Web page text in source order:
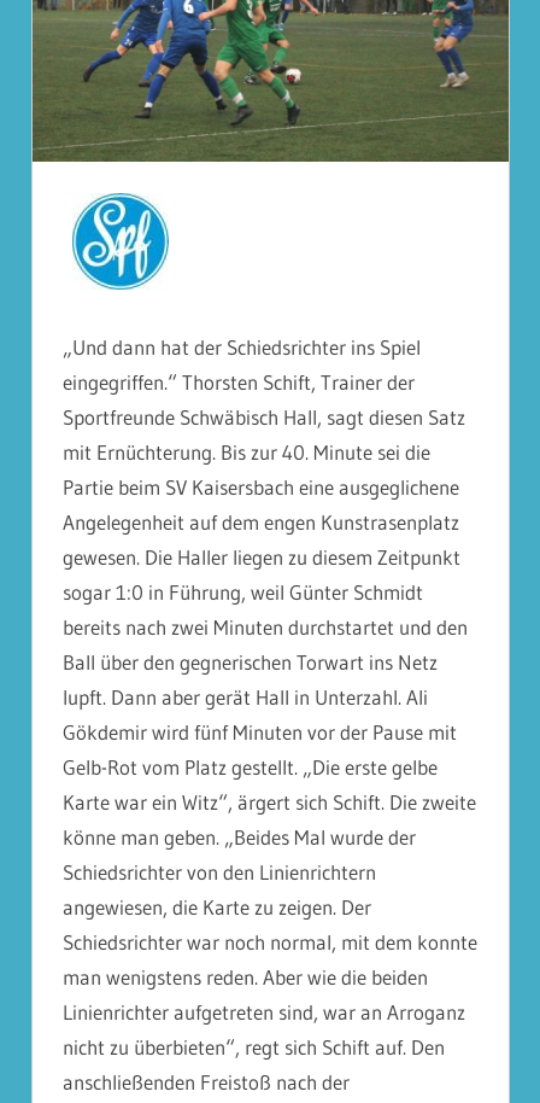
„Und dann hat der Schiedsrichter ins Spiel
eingegriffen.“ Thorsten Schift, Trainer der
Sportfreunde Schwäbisch Hall, sagt diesen Satz
mit Ernüchterung. Bis zur 40. Minute sei die
Partie beim SV Kaisersbach eine ausgeglichene
Angelegenheit auf dem engen Kunstrasenplatz
gewesen. Die Haller liegen zu diesem Zeitpunkt
sogar 1:0 in Führung, weil Günter Schmidt
bereits nach zwei Minuten durchstartet und den
Ball über den gegnerischen Torwart ins Netz
lupft. Dann aber gerät Hall in Unterzahl. Ali
Gökdemir wird fünf Minuten vor der Pause mit
Gelb-Rot vom Platz gestellt. „Die erste gelbe
Karte war ein Witz“, ärgert sich Schift. Die zweite
könne man geben. „Beides Mal wurde der
Schiedsrichter von den Linienrichtern
angewiesen, die Karte zu zeigen. Der
Schiedsrichter war noch normal, mit dem konnte
man wenigstens reden. Aber wie die beiden
Linienrichter aufgetreten sind, war an Arroganz
nicht zu überbieten“, regt sich Schift auf. Den
anschließenden Freistoß nach der